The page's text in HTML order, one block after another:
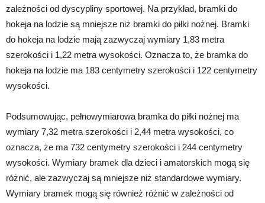
zależności od dyscypliny sportowej. Na przykład, bramki do
hokeja na lodzie są mniejsze niż bramki do piłki nożnej. Bramki
do hokeja na lodzie mają zazwyczaj wymiary 1,83 metra
szerokości i 1,22 metra wysokości. Oznacza to, że bramka do
hokeja na lodzie ma 183 centymetry szerokości i 122 centymetry
wysokości.
Podsumowując, pełnowymiarowa bramka do piłki nożnej ma
wymiary 7,32 metra szerokości i 2,44 metra wysokości, co
oznacza, że ma 732 centymetry szerokości i 244 centymetry
wysokości. Wymiary bramek dla dzieci i amatorskich mogą się
różnić, ale zazwyczaj są mniejsze niż standardowe wymiary.
Wymiary bramek mogą się również różnić w zależności od